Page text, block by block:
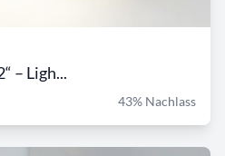
– Ligh...
43% Nachlass